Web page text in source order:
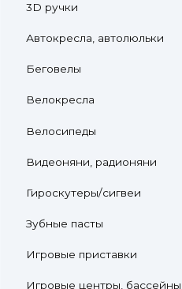
3D ручки
Автокресла, автолюльки
Беговелы
Велокресла
Велосипеды
Видеоняни, радионяни
Гироскутеры/сигвеи
Зубные пасты
Игровые приставки
Игровые центры, бассейны